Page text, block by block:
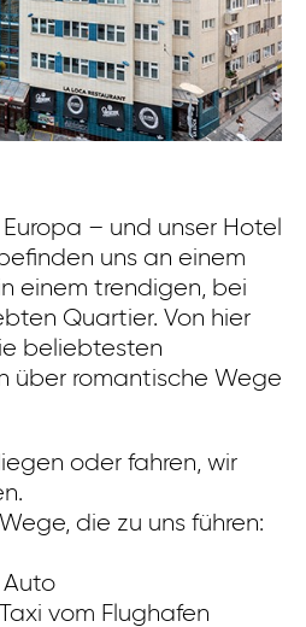
– und unser Hotel
uns an einem
einem trendigen, bei
Quartier. Von hier
beliebtesten
über romantische Wege
oder fahren, wir
die zu uns führen:
vom Flughafen